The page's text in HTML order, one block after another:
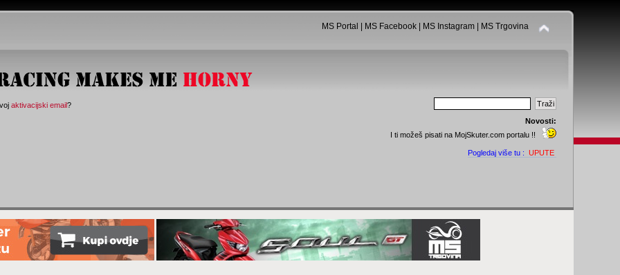
MS Portal MS Facebook| MS Instagram| MS Trgovina
aktivacijski email?
Novosti:
I ti možeš pisati na MojSkuter.com portalu !!
Pogledaj više tu : UPUTE